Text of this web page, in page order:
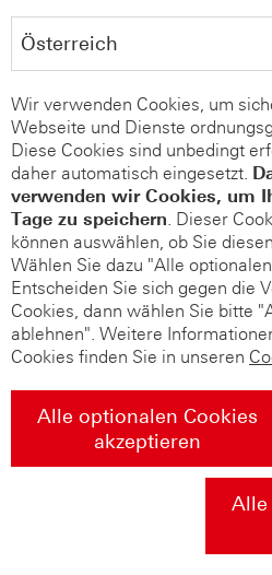
Wir verwenden Cookies, um
Webseite und Dienste
Diese Cookies sind unbedingt
daher automatisch eingesetzt.
verwenden wir Cookies, um
Tage zu speichern. Dieser
können auswählen, ob Sie
Wählen Sie dazu "Alle
Entscheiden Sie sich gegen die
Cookies, dann wählen Sie bitte
ablehnen". Weitere
Cookies finden Sie in unseren
Alle optionalen Cookies
akzeptieren
Alle